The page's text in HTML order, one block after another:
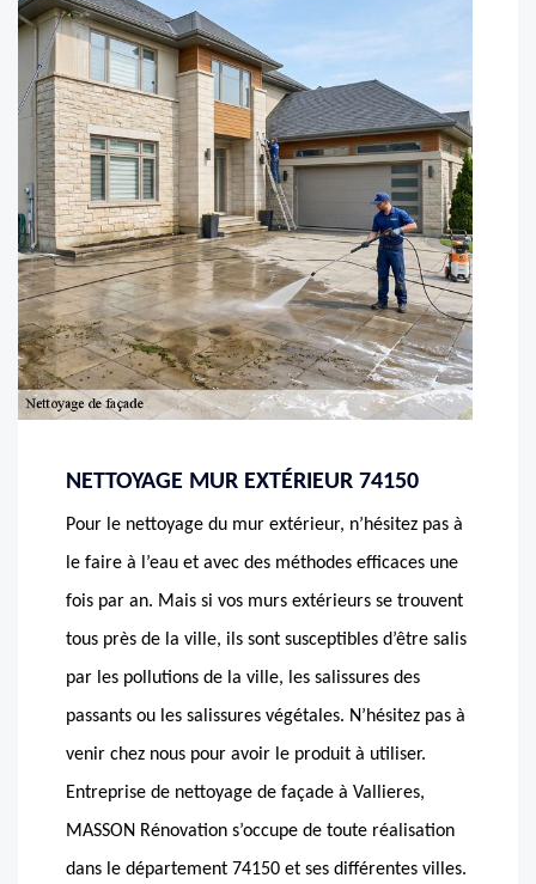
NETTOYAGE MUR EXTÉRIEUR 74150
Pour le nettoyage du mur extérieur, n’hésitez pas à
le faire à l’eau et avec des méthodes efficaces une
fois par an. Mais si vos murs extérieurs se trouvent
tous près de la ville, ils sont susceptibles d’être salis
par les pollutions de la ville, les salissures des
passants ou les salissures végétales. N’hésitez pas à
venir chez nous pour avoir le produit à utiliser.
Entreprise de nettoyage de façade à Vallieres,
MASSON Rénovation s’occupe de toute réalisation
dans le département 74150 et ses différentes villes.